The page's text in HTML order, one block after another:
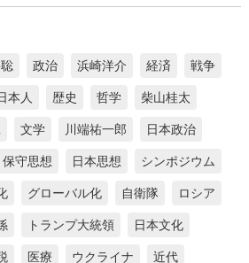
政治 浜崎洋介 経済 戦争
本人 歴史 哲学 柴山桂太
文学 川端祐一郎 日本政治
保守思想 日本思想 シンポジウム
グローバル化 自衛隊 ロシア
トランプ大統領 日本文化
医療 ウクライナ 近代